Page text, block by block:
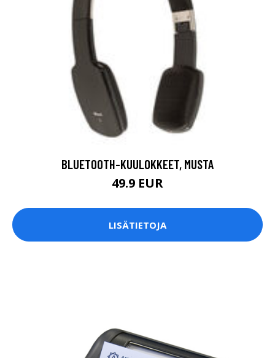
BLUETOOTH-KUULOKKEET, MUSTA
49.9 EUR
LISÄTIETOJA